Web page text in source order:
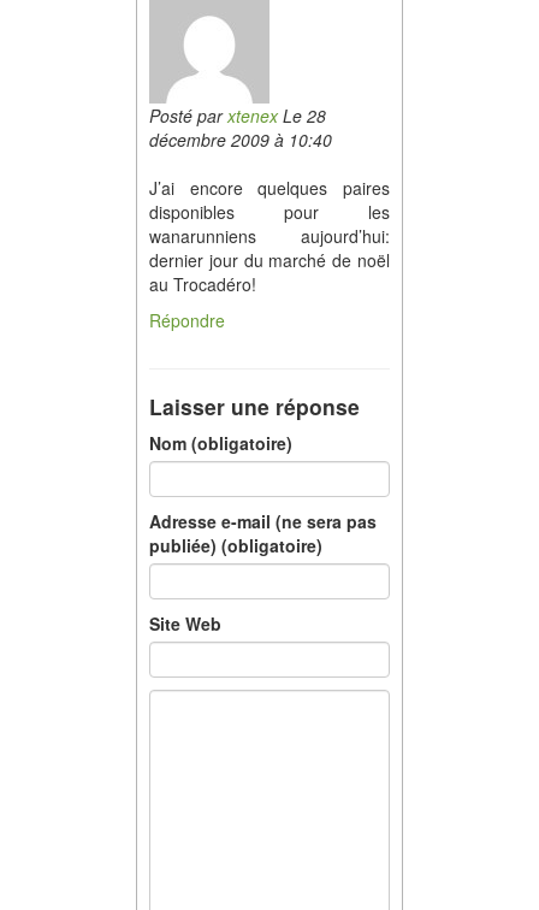
Posté parxtenexLe 28
décembre 2009 à 10:40
J’ai encore quelques paires
disponibles pour les
wanarunniens aujourd’hui:
dernier jour du marché de noël
au Trocadéro!
Répondre
Laisser une réponse
Nom (obligatoire)
Adresse e-mail (ne sera pas
publiée) (obligatoire)
Site Web